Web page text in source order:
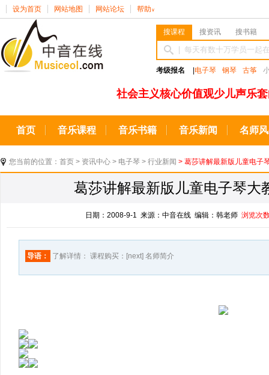
设为首页 网站地图 网站论坛 帮助 ∨
搜课程 搜资讯 搜书籍
考级报名 电子琴 钢琴 古筝
社会主义核心价值观少儿声乐
首页 音乐课程 音乐书籍 音乐新闻 名师
您当前的位置： 首页 > 资讯中心 > 电子琴 > 行业新闻 > 葛莎讲解最新版儿童电子
葛莎讲解最新版儿童电子琴大
日期：2008-9-1 来源：中音在线 编辑：韩老师 浏览次
导语： 了解详情： 课程购买：[next] 名师简介